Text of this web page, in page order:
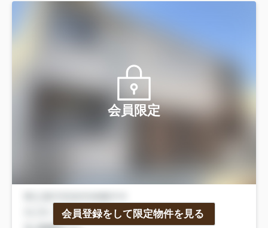
会員限定
会員登録をして限定物件を見る